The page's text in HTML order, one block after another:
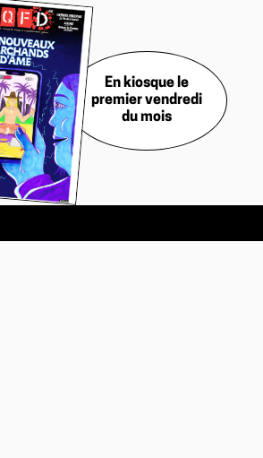
En kiosque le
premier vendredi
du mois